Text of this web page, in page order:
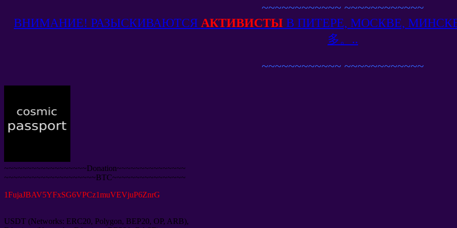
~~~~~~~~~~~~ ~~~~~~~~~~~~
ВНИМАНИЕ! РАЗЫСКИВАЮТСЯ АКТИВИСТЫ В ПИТЕРЕ, МОСКВЕ, МИНСКЕ,
多。..
~~~~~~~~~~~~ ~~~~~~~~~~~~
~~~~~~~~~~~~~~~~~~Donation~~~~~~~~~~~~~~~
~~~~~~~~~~~~~~~~~~~~BTC~~~~~~~~~~~~~~~~
1FujaJBAV5YFxSG6VPCz1muVEVjuP6ZnrG
USDT (Networks: ERC20, Polygon, BEP20, OP, ARB),